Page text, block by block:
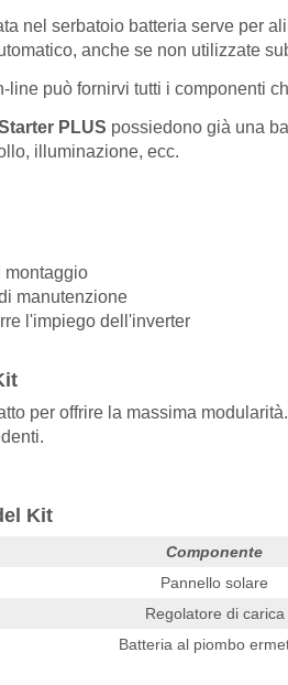
nel serbatoio batteria serve per
anche se non utilizzate
line può fornirvi tutti i componenti
PLUS possiedono già una
illuminazione, ecc.
montaggio
manutenzione
l'impiego dell'inverter
per offrire la massima
Kit
Componente
Pannello solare
Regolatore di carica
Batteria al piombo